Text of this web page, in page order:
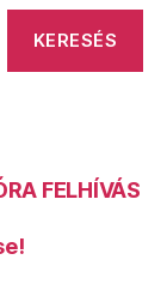
FELHÍVÁS